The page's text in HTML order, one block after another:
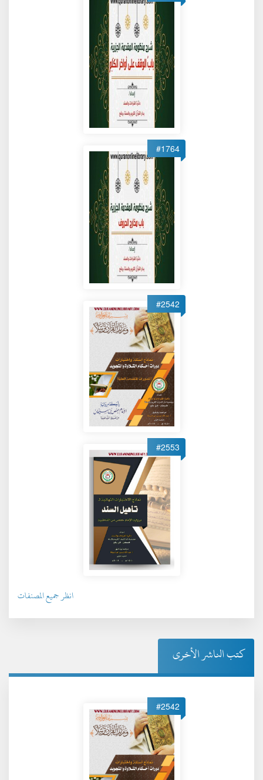
#1764
#2542
#2553
انظر جميع المصنفات
كتب الناشر الأخرى
#2542